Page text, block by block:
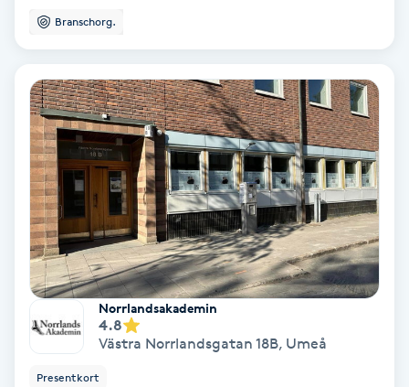
Headspa
Herrklippning
HIFU
Hollywood Peel
Hot Stone Massage
Hot yoga
Hudföryngring
Branschorg.
Norrlandsakademin
4.8
Västra Norrlandsgatan 18B, Umeå
Presentkort